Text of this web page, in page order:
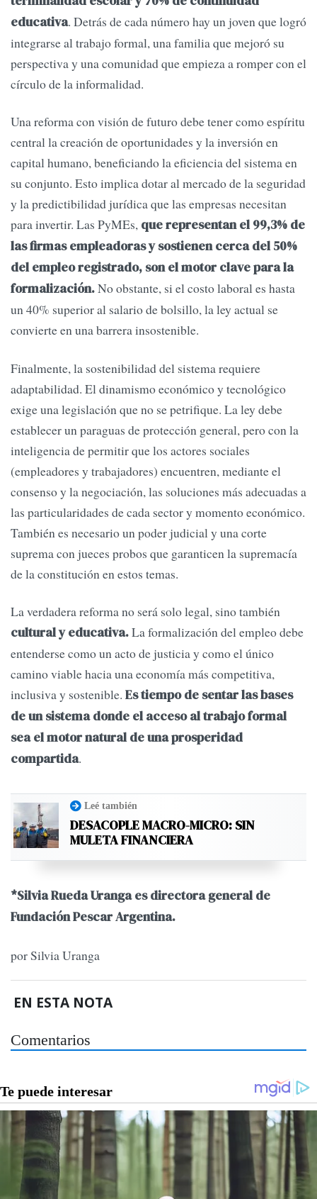
educativa. Detrás de cada número hay un joven que logró
integrarse al trabajo formal, una familia que mejoró su
perspectiva y una comunidad que empieza a romper con el
círculo de la informalidad.
Una reforma con visión de futuro debe tener como espíritu
central la creación de oportunidades y la inversión en
capital humano, beneficiando la eficiencia del sistema en
su conjunto. Esto implica dotar al mercado de la seguridad
y la predictibilidad jurídica que las empresas necesitan
para invertir. Las PyMEs, que representan el 99,3% de
las firmas empleadoras y sostienen cerca del 50%
del empleo registrado, son el motor clave para la
formalización.No obstante, si el costo laboral es hasta
un 40% superior al salario de bolsillo, la ley actual se
convierte en una barrera insostenible.
Finalmente, la sostenibilidad del sistema requiere
adaptabilidad. El dinamismo económico y tecnológico
exige una legislación que no se petrifique. La ley debe
establecer un paraguas de protección general, pero con la
inteligencia de permitir que los actores sociales
(empleadores y trabajadores) encuentren, mediante el
consenso y la negociación, las soluciones más adecuadas a
las particularidades de cada sector y momento económico.
También es necesario un poder judicial y una corte
suprema con jueces probos que garanticen la supremacía
de la constitución en estos temas.
La verdadera reforma no será solo legal, sino también
cultural y educativa.La formalización del empleo debe
entenderse como un acto de justicia y como el único
camino viable hacia una economía más competitiva,
inclusiva y sostenible. Es tiempo de sentar las bases
de un sistema donde el acceso al trabajo formal
sea el motor natural de una prosperidad
compartida.
Leé también
DESACOPLE MACRO-MICRO: SIN
MULETA FINANCIERA
*Silvia Rueda Uranga es directora general de
Fundación Pescar Argentina.
por Silvia Uranga
EN ESTA NOTA
Comentarios